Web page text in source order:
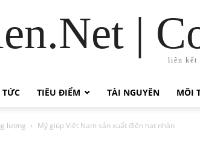
|
liên kết
TIÊU ĐIỂM TÀI NGUYÊN MÔI
lượng Mỹ giúp Việt Nam sản xuất điện hạt nhân